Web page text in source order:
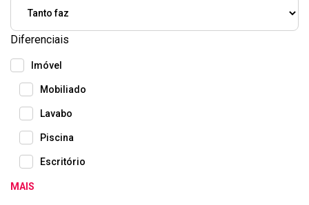
Diferenciais
Imóvel
Mobiliado
Lavabo
Piscina
Escritório
MAIS